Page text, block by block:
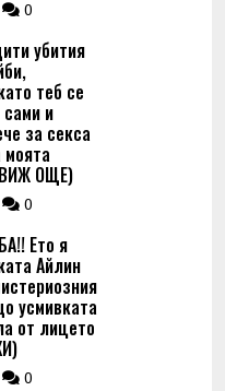
0
убития
теб се
и
за секса
ОЩЕ)
0
Ето я
Айлин
усмивката
от лицето
0